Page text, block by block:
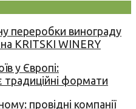
переробки винограду
KRITSKI WINERY
у Європі:
традиційні формати
провідні компанії